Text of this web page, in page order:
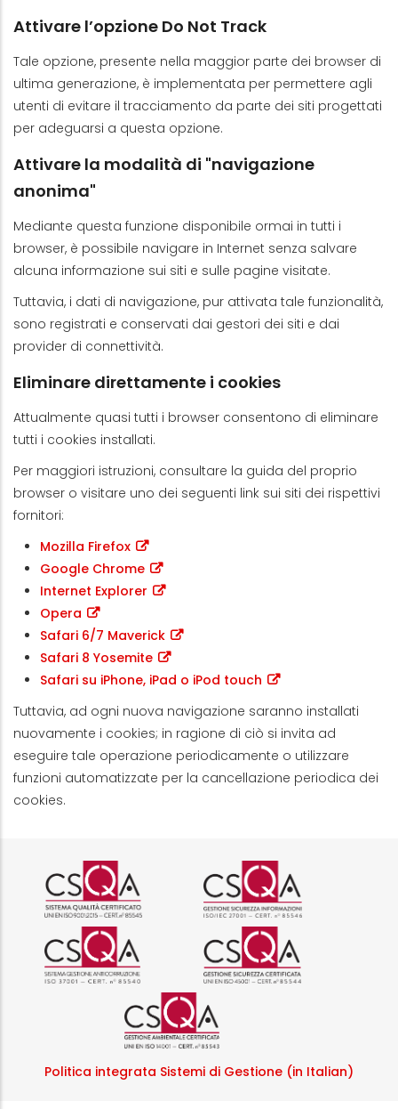
Attivare l’opzione Do Not Track
Tale opzione, presente nella maggior parte dei browser di
ultima generazione, è implementata per permettere agli
utenti di evitare il tracciamento da parte dei siti progettati
per adeguarsi a questa opzione.
Attivare la modalità di "navigazione
anonima"
Mediante questa funzione disponibile ormai in tutti i
browser, è possibile navigare in Internet senza salvare
alcuna informazione sui siti e sulle pagine visitate.
Tuttavia, i dati di navigazione, pur attivata tale funzionalità,
sono registrati e conservati dai gestori dei siti e dai
provider di connettività.
Eliminare direttamente i cookies
Attualmente quasi tutti i browser consentono di eliminare
tutti i cookies installati.
Per maggiori istruzioni, consultare la guida del proprio
browser o visitare uno dei seguenti link sui siti dei rispettivi
fornitori:
Mozilla Firefox
Google Chrome
Internet Explorer
Opera
Safari 6/7 Maverick
Safari 8 Yosemite
Safari su iPhone, iPad o iPod touch
Tuttavia, ad ogni nuova navigazione saranno installati
nuovamente i cookies; in ragione di ciò si invita ad
eseguire tale operazione periodicamente o utilizzare
funzioni automatizzate per la cancellazione periodica dei
cookies.
Logo certificazione ISO 9001
Logo
Logo certificazione ISO 37001
Logo
Logo certificazione ISO
Politica integrata Sistemi di Gestione (in Italian)